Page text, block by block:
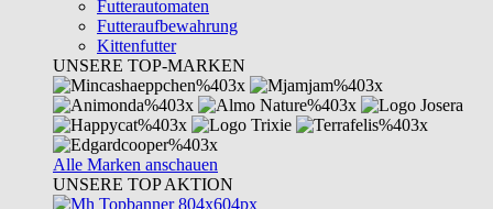
Futterautomaten
Futteraufbewahrung
Kittenfutter
UNSERE TOP-MARKEN
Alle Marken anschauen
UNSERE TOP AKTION